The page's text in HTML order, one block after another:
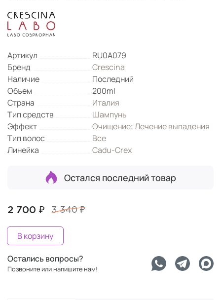
Артикул
RU0A079
Бренд
Crescina
Наличие
Последний
Объем
200ml
Страна
Италия
Тип средств
Шампунь
Эффект
Очищение;Лечение выпадения
Тип волос
Все
Линейка
Cadu-Crex
Остался последний товар
2 700 ₽ 3 340 ₽
В корзину
Остались вопросы?
Позвоните или напишите нам!